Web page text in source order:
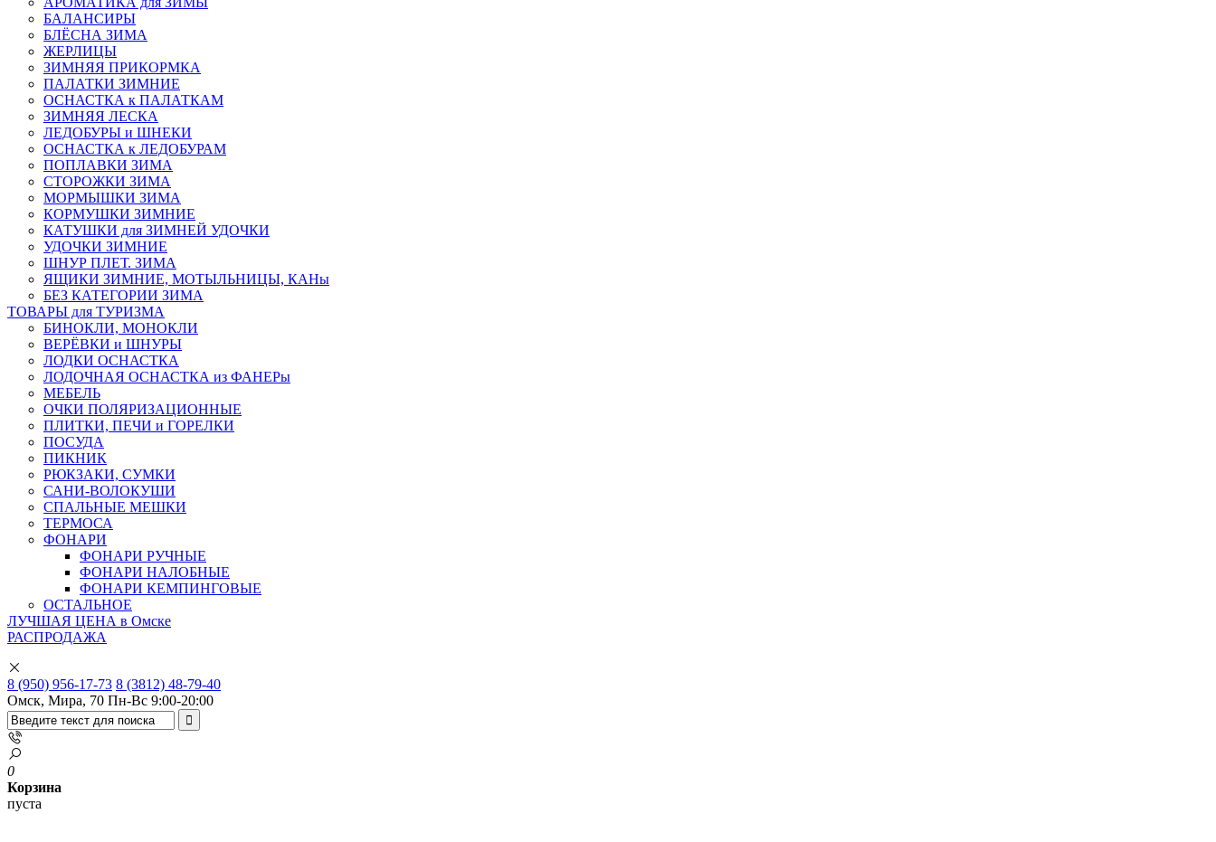
БАЛАНСИРЫ
БЛЁСНА ЗИМА
ЖЕРЛИЦЫ
ЗИМНЯЯ ПРИКОРМКА
ПАЛАТКИ ЗИМНИЕ
ОСНАСТКА к ПАЛАТКАМ
ЗИМНЯЯ ЛЕСКА
ЛЕДОБУРЫ и ШНЕКИ
ОСНАСТКА к ЛЕДОБУРАМ
ПОПЛАВКИ ЗИМА
СТОРОЖКИ ЗИМА
МОРМЫШКИ ЗИМА
КОРМУШКИ ЗИМНИЕ
КАТУШКИ для ЗИМНЕЙ УДОЧКИ
УДОЧКИ ЗИМНИЕ
ШНУР ПЛЕТ. ЗИМА
ЯЩИКИ ЗИМНИЕ, МОТЫЛЬНИЦЫ, КАНы
БЕЗ КАТЕГОРИИ ЗИМА
ТОВАРЫ для ТУРИЗМА
БИНОКЛИ, МОНОКЛИ
ВЕРЁВКИ и ШНУРЫ
ЛОДКИ ОСНАСТКА
ЛОДОЧНАЯ ОСНАСТКА из ФАНЕРы
МЕБЕЛЬ
ОЧКИ ПОЛЯРИЗАЦИОННЫЕ
ПЛИТКИ, ПЕЧИ и ГОРЕЛКИ
ПОСУДА
ПИКНИК
РЮКЗАКИ, СУМКИ
САНИ-ВОЛОКУШИ
СПАЛЬНЫЕ МЕШКИ
ТЕРМОСА
ФОНАРИ
ФОНАРИ РУЧНЫЕ
ФОНАРИ НАЛОБНЫЕ
ФОНАРИ КЕМПИНГОВЫЕ
ОСТАЛЬНОЕ
ЛУЧШАЯ ЦЕНА в Омске
РАСПРОДАЖА
8 (950) 956-17-73 8 (3812) 48-79-40
Омск, Мира, 70 Пн-Вс 9:00-20:00
0
Корзина
пуста